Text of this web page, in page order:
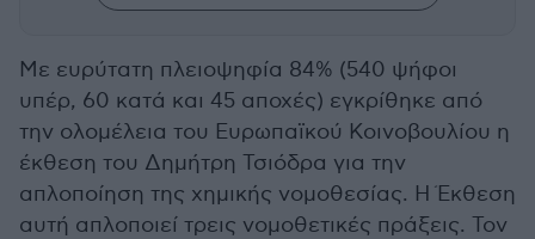
Με ευρύτατη πλειοψηφία 84% (540 ψήφοι
υπέρ, 60 κατά και 45 αποχές) εγκρίθηκε από
την ολομέλεια του Ευρωπαϊκού Κοινοβουλίου η
έκθεση του Δημήτρη Τσιόδρα για την
απλοποίηση της χημικής νομοθεσίας. H Έκθεση
αυτή απλοποιεί τρεις νομοθετικές πράξεις. Τον